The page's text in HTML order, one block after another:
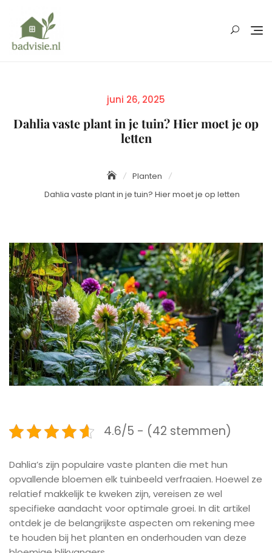
content
Posted
juni 26, 2025
Dahlia vaste plant in je tuin? Hier moet je op
letten
Planten
Dahlia vaste plant in je tuin? Hier moet je op letten
4.6/5 - (42 stemmen)
Dahlia’s zijn populaire vaste planten die met hun
opvallende bloemen elk tuinbeeld verfraaien. Hoewel ze
relatief makkelijk te kweken zijn, vereisen ze wel
specifieke aandacht voor optimale groei. In dit artikel
ontdek je de belangrijkste aspecten om rekening mee
te houden bij het planten en onderhouden van deze